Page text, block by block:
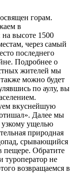
горам.
в
высоте 1500
через самый
последнего
Подробнее о
жителей мы
можно будет
по аулу, вы
вкуснейшую
Далее мы
узкому ущелью
природная
срывающийся
пещере. Обратите
туроператор не
возвращаемся в